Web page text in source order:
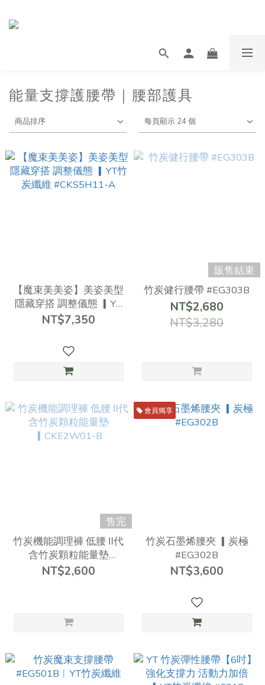
能量支撐護腰帶｜腰部護具
商品排序 每頁顯示 24 個
【魔束美美姿】美姿美型
隱藏穿搭 調整儀態 ▎YT
竹炭纖維 #CKS5H11-A
NT$7,350
販售結束
竹炭健行腰帶 #EG303B
NT$2,680
NT$3,280
售完
竹炭機能調理褲 低腰 Ⅱ代
含竹炭顆粒能量墊
▎CKE2W01-B
NT$2,600
會員獨享
竹炭石墨烯腰夾 ▎炭極
#EG302B
NT$3,600